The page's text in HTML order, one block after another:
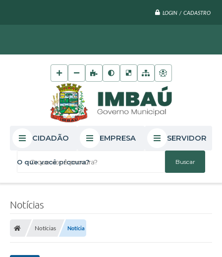
LOGIN / CADASTRO
O que você procura?
CIDADÃO EMPRESA SERVIDOR
Notícias
Notícias Notícia